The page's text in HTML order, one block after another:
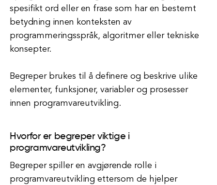
spesifikt ord eller en frase som har en bestemt
betydning innen konteksten av
programmeringsspråk, algoritmer eller tekniske
konsepter.
Begreper brukes til å definere og beskrive ulike
elementer, funksjoner, variabler og prosesser
innen programvareutvikling.
Hvorfor er begreper viktige i
programvareutvikling?
Begreper spiller en avgjørende rolle i
programvareutvikling ettersom de hjelper